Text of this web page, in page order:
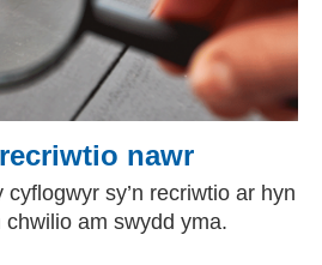
nawr
sy’n recriwtio ar hyn
am swydd yma.